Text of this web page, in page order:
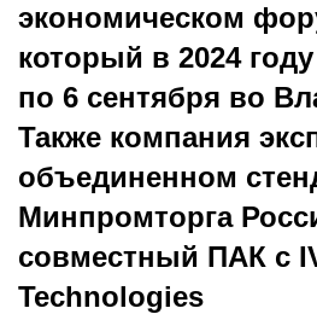
экономическом
который в 2024
по 6 сентября во
Также компания
объединенном
Минпромторга
совместный ПАК с
Technologies